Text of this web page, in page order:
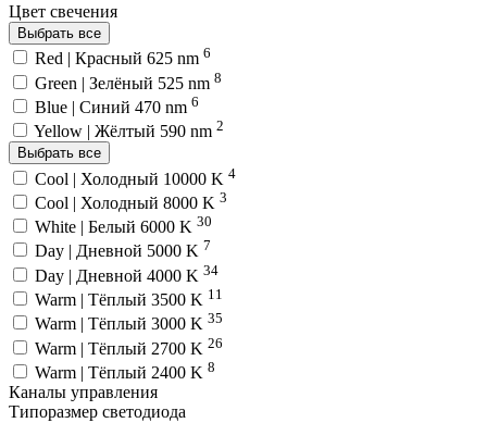
Цвет свечения
Выбрать все
Red | Красный 625 nm 6
Green | Зелёный 525 nm 8
Blue | Синий 470 nm 6
Yellow | Жёлтый 590 nm 2
Выбрать все
Cool | Холодный 10000 K 4
Cool | Холодный 8000 K 3
White | Белый 6000 K 30
Day | Дневной 5000 K 7
Day | Дневной 4000 K 34
Warm | Тёплый 3500 K 11
Warm | Тёплый 3000 K 35
Warm | Тёплый 2700 K 26
Warm | Тёплый 2400 K 8
Каналы управления
Типоразмер светодиода